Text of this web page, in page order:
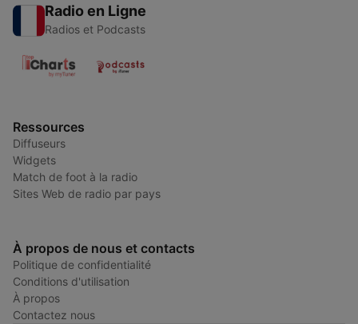
Radio en Ligne
Radios et Podcasts
Ressources
Diffuseurs
Widgets
Match de foot à la radio
Sites Web de radio par pays
À propos de nous et contacts
Politique de confidentialité
Conditions d'utilisation
À propos
Contactez nous